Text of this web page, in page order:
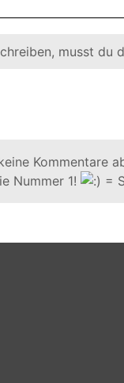
musst du
Kommentare
Nummer 1!